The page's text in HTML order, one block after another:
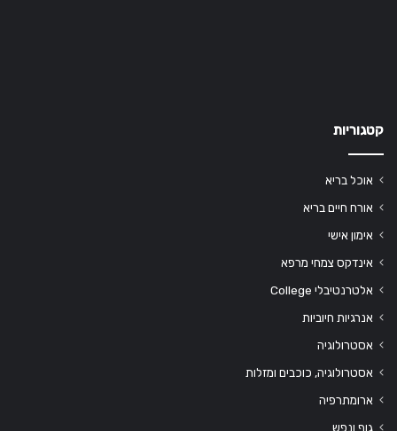
קטגוריות
אוכל בריא
אורח חיים בריא
אימון אישי
אינדקס צמחי מרפא
אלטרנטיבלי College
אנרגיות חיוביות
אסטרולוגיה
אסטרולוגיה, כוכבים ומזלות
ארומתרפיה
גוף ונפש